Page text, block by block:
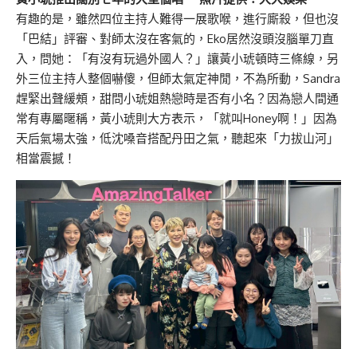
有趣的是，雖然四位主持人難得一展歌喉，進行廝殺，但也沒
「巴結」評審、對師太沒在客氣的，Eko居然沒頭沒腦單刀直
入，問她：「有沒有玩過外國人？」讓黃小琥頓時三條線，另
外三位主持人整個嚇傻，但師太氣定神閒，不為所動，Sandra
趕緊出聲緩頰，甜問小琥姐熱戀時是否有小名？因為戀人間通
常有專屬暱稱，黃小琥則大方表示，「就叫Honey啊！」因為
天后氣場太強，低沈嗓音搭配丹田之氣，聽起來「力拔山河」
相當震撼！